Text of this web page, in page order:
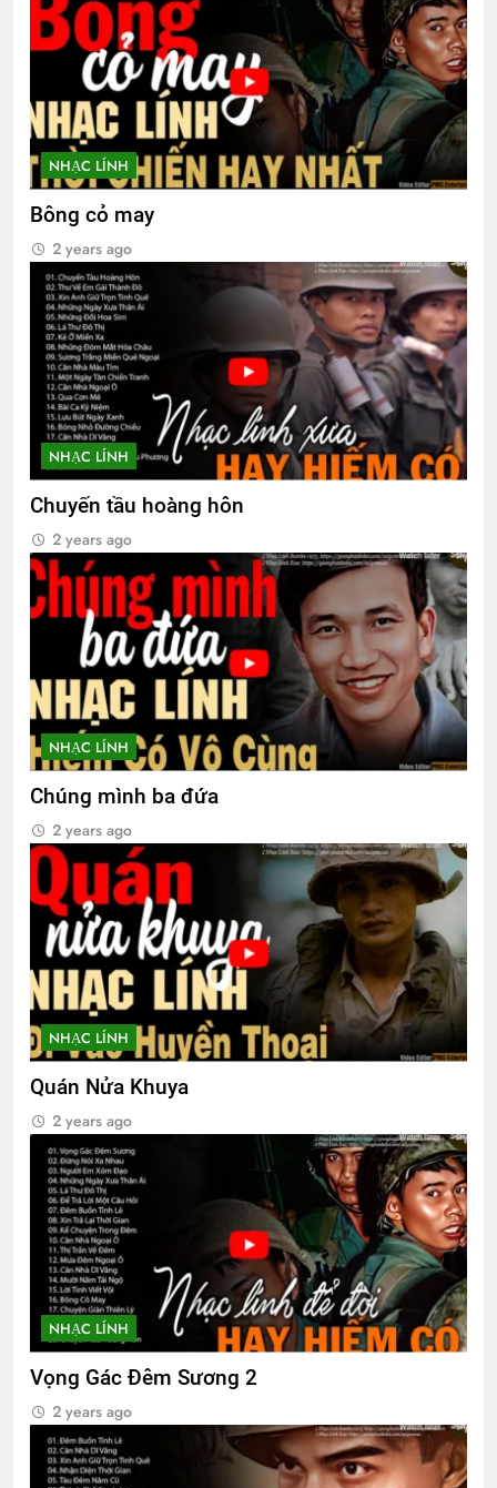
3 Years Ago
Đêm Xuân
2 Years Ago
How to copy an image on internet?
KHI ĐỜI THÊM TUỔI (Không rõ tác giả)
2 Years Ago
HVB/BCL Tân Niên 2024
3 Years Ago
CSVSQ Vũ Khắc Hồng K30
3 Years Ago
Hành Trang Giã Từ 2
2 Years Ago
TÌNH YÊU MÙA XUÂN (Daniel Artemas
Harmon)
3 Years Ago
Thiệp mời tham dự ĐHĐKVBTC 2024
2 Years Ago
THP/TT chúc Giáng Sinh & năm mới
Nhạc Xuân Hải Ngoại
CSVSQ Võ Công Khánh K19
2 Years Ago
3 Years Ago
NHẠC LÍNH
Bông cỏ may
2 years ago
NHẠC LÍNH
Chuyến tầu hoàng hôn
2 years ago
NHẠC LÍNH
Chúng mình ba đứa
2 years ago
NHẠC LÍNH
Quán Nửa Khuya
2 years ago
NHẠC LÍNH
Vọng Gác Đêm Sương 2
2 years ago